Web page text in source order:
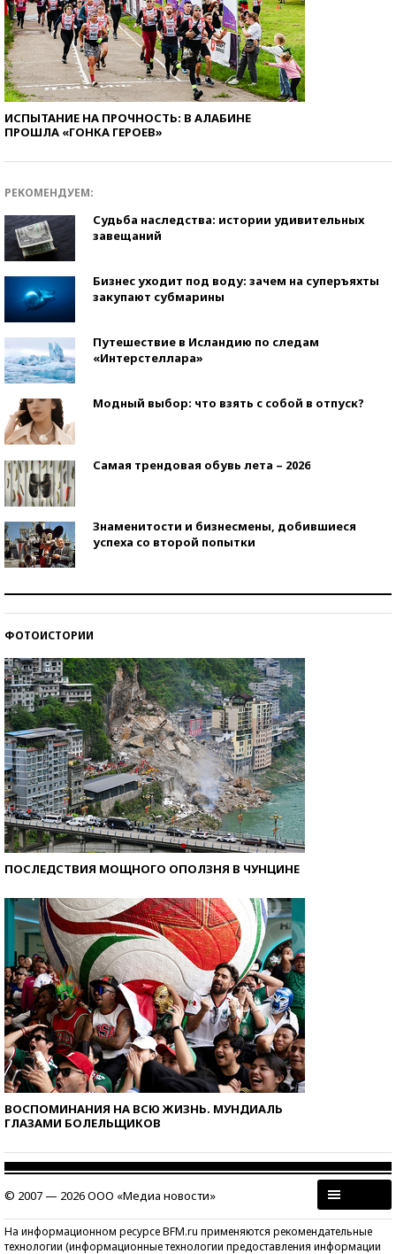
ИСПЫТАНИЕ НА ПРОЧНОСТЬ: В АЛАБИНЕ
ПРОШЛА «ГОНКА ГЕРОЕВ»
РЕКОМЕНДУЕМ:
Судьба наследства: истории удивительных
завещаний
Бизнес уходит под воду: зачем на суперъяхты
закупают субмарины
Путешествие в Исландию по следам
«Интерстеллара»
Модный выбор: что взять с собой в отпуск?
Самая трендовая обувь лета – 2026
Знаменитости и бизнесмены, добившиеся
успеха со второй попытки
ФОТОИСТОРИИ
ПОСЛЕДСТВИЯ МОЩНОГО ОПОЛЗНЯ В ЧУНЦИНЕ
ВОСПОМИНАНИЯ НА ВСЮ ЖИЗНЬ. МУНДИАЛЬ
ГЛАЗАМИ БОЛЕЛЬЩИКОВ
© 2007 — 2026 ООО «Медиа новости»
На информационном ресурсе BFM.ru применяются рекомендательные
технологии (информационные технологии предоставления информации